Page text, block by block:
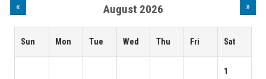
« August 2026 »
Sun Mon Tue Wed Thu Fri Sat
1